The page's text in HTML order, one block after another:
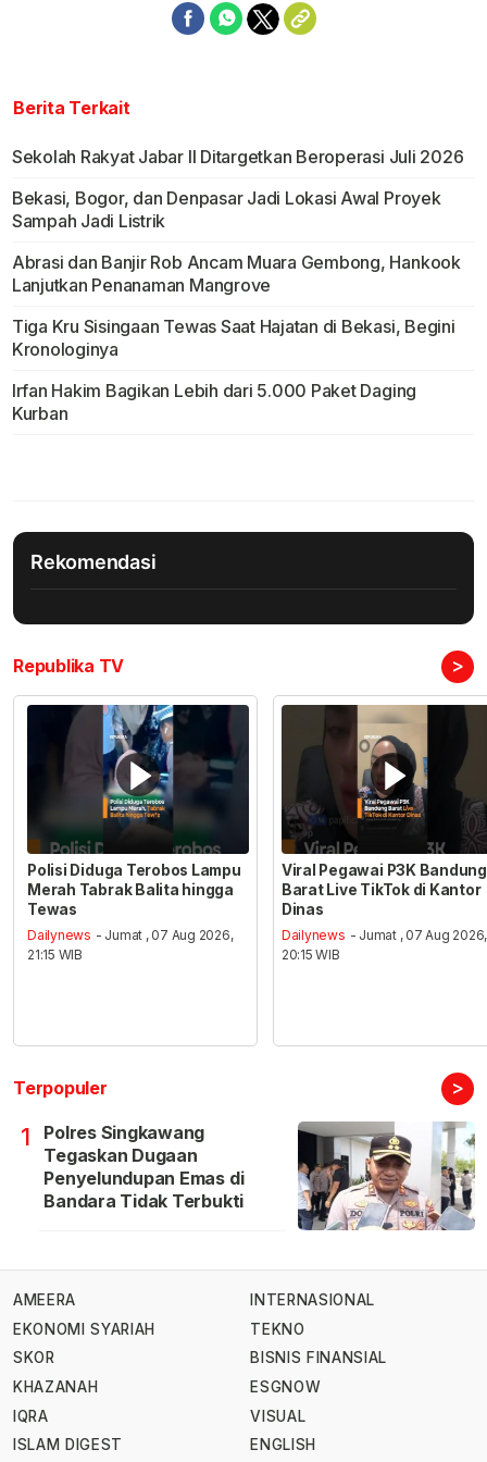
Berita Terkait
Sekolah Rakyat Jabar II Ditargetkan Beroperasi Juli 2026
Bekasi, Bogor, dan Denpasar Jadi Lokasi Awal Proyek
Sampah Jadi Listrik
Abrasi dan Banjir Rob Ancam Muara Gembong, Hankook
Lanjutkan Penanaman Mangrove
Tiga Kru Sisingaan Tewas Saat Hajatan di Bekasi, Begini
Kronologinya
Irfan Hakim Bagikan Lebih dari 5.000 Paket Daging
Kurban
Rekomendasi
Republika TV >
Polisi Diduga Terobos Lampu
Merah Tabrak Balita hingga
Tewas
Dailynews - Jumat , 07 Aug 2026,
21:15 WIB
Viral Pegawai P3K Bandung
Barat Live TikTok di Kantor
Dinas
Dailynews - Jumat , 07 Aug 2026,
20:15 WIB
Terpopuler >
1
Polres Singkawang
Tegaskan Dugaan
Penyelundupan Emas di
Bandara Tidak Terbukti
AMEERA
EKONOMI SYARIAH
SKOR
KHAZANAH
IQRA
ISLAM DIGEST
INTERNASIONAL
TEKNO
BISNIS FINANSIAL
ESGNOW
VISUAL
ENGLISH